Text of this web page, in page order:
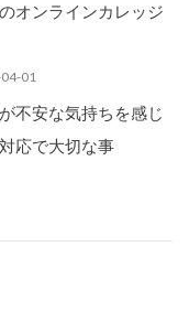
オンラインカレッジ
01
不安な気持ちを感じ
応で大切な事